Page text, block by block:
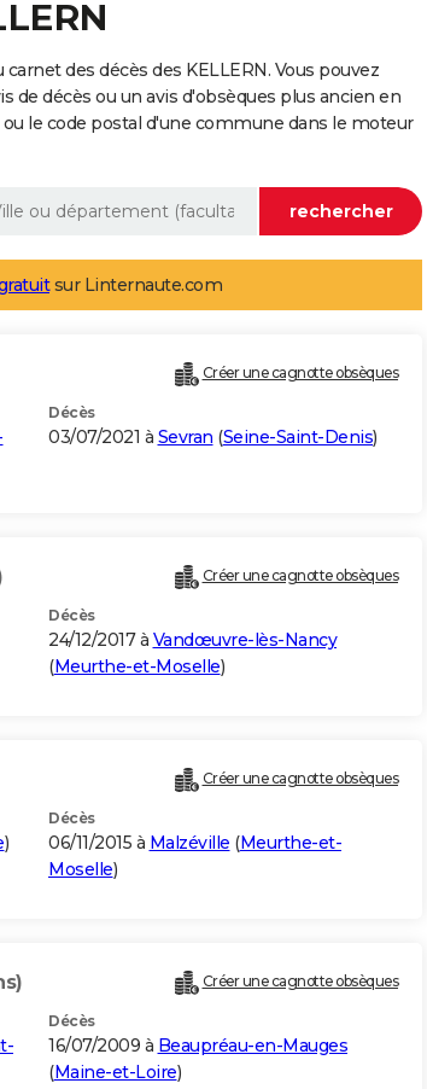
des décès des KELLERN. Vous pouvez
de décès ou un avis d'obsèques plus ancien en
le code postal d'une commune dans le moteur
sur Linternaute.com
Créer une cagnotte obsèques
Décès
03/07/2021 à Sevran (Seine-Saint-Denis)
Créer une cagnotte obsèques
Décès
24/12/2017 à Vandœuvre-lès-Nancy
(Meurthe-et-Moselle)
Créer une cagnotte obsèques
)
Décès
06/11/2015 à Malzéville (Meurthe-et-
Moselle)
Créer une cagnotte obsèques
Décès
16/07/2009 à Beaupréau-en-Mauges
(Maine-et-Loire)